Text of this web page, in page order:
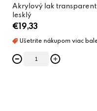
Akrylový lak
lesklý
€19,33